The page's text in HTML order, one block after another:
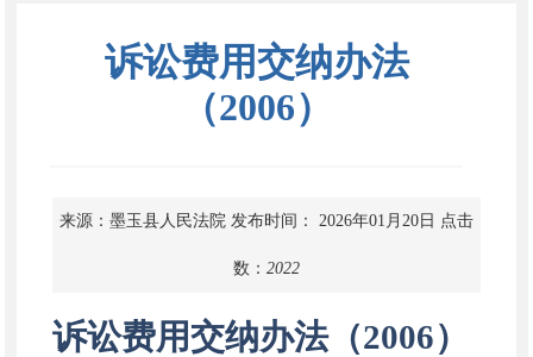
诉讼费用交纳办法
（2006）
来源：墨玉县人民法院 发布时间： 2026年01月20日 点击
数： 2022
诉讼费用交纳办法（2006）